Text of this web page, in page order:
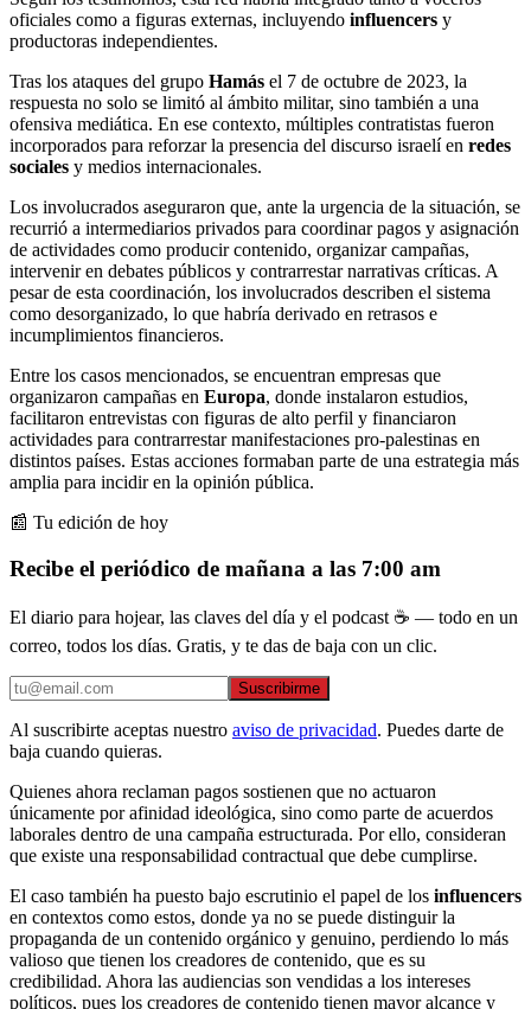
oficiales como a figuras externas, incluyendo influencers y
productoras independientes.
Tras los ataques del grupo Hamás el 7 de octubre de 2023, la
respuesta no solo se limitó al ámbito militar, sino también a una
ofensiva mediática. En ese contexto, múltiples contratistas fueron
incorporados para reforzar la presencia del discurso israelí en redes
sociales y medios internacionales.
Los involucrados aseguraron que, ante la urgencia de la situación, se
recurrió a intermediarios privados para coordinar pagos y asignación
de actividades como producir contenido, organizar campañas,
intervenir en debates públicos y contrarrestar narrativas críticas. A
pesar de esta coordinación, los involucrados describen el sistema
como desorganizado, lo que habría derivado en retrasos e
incumplimientos financieros.
Entre los casos mencionados, se encuentran empresas que
organizaron campañas en Europa, donde instalaron estudios,
facilitaron entrevistas con figuras de alto perfil y financiaron
actividades para contrarrestar manifestaciones pro-palestinas en
distintos países. Estas acciones formaban parte de una estrategia más
amplia para incidir en la opinión pública.
📰 Tu edición de hoy
Recibe el periódico de mañana a las 7:00 am
El diario para hojear, las claves del día y el podcast ☕ — todo en un
correo, todos los días. Gratis, y te das de baja con un clic.
Suscribirme
Al suscribirte aceptas nuestro aviso de privacidad. Puedes darte de
baja cuando quieras.
Quienes ahora reclaman pagos sostienen que no actuaron
únicamente por afinidad ideológica, sino como parte de acuerdos
laborales dentro de una campaña estructurada. Por ello, consideran
que existe una responsabilidad contractual que debe cumplirse.
El caso también ha puesto bajo escrutinio el papel de los influencers
en contextos como estos, donde ya no se puede distinguir la
propaganda de un contenido orgánico y genuino, perdiendo lo más
valioso que tienen los creadores de contenido, que es su
credibilidad. Ahora las audiencias son vendidas a los intereses
políticos, pues los creadores de contenido tienen mayor alcance y